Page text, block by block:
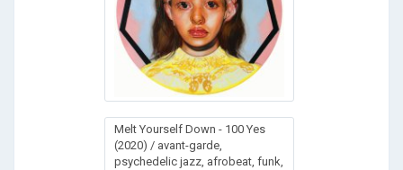
Melt Yourself Down - 100 Yes
(2020) / avant-garde,
psychedelic jazz, afrobeat, funk,